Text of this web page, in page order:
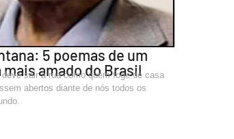
5 poemas de um
amado do Brasil
sair à rua como quem foge de casa
abertos diante de nós todos os